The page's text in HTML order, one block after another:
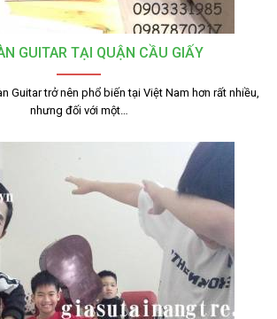
GUITAR TẠI QUẬN CẦU GIẤY
Guitar trở nên phổ biến tại Việt Nam hơn rất nhiều,
nhưng đối với một…